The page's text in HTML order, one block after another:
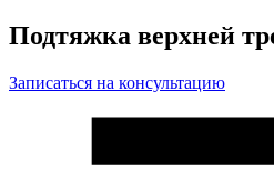
Подтяжка верхней
Записаться на консультацию